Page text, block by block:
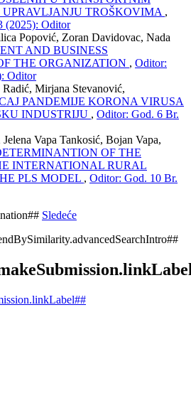
TROŠKOVIMA ,
(2025): Oditor
Popović, Zoran Davidovac, Nada
AND BUSINESS
THE ORGANIZATION , Oditor:
Oditor
Mirjana Stevanović,
PANDEMIJE KORONA VIRUSA
INDUSTRIJU , Oditor: God. 6 Br.
Vapa Tankosić, Bojan Vapa,
OF THE
INTERNATIONAL RURAL
PLS MODEL , Oditor: God. 10 Br.
Sledeće